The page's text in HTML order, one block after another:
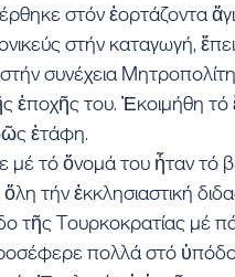
στόν ἑορτάζοντα
στήν καταγωγή,
στήν συνέχεια
ἐποχῆς του. Ἐκοιμήθη
ἐτάφη.
μέ τό ὄνομά του ἦταν τό
τήν ἐκκλησιαστική
τῆς Τουρκοκρατίας μέ
πολλά στό